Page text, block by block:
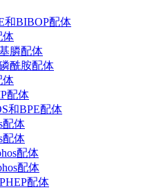
和BIBOP配体
体
膦配体
酰胺配体
体
配体
和BPE配体
配体
配体
配体
配体
配体